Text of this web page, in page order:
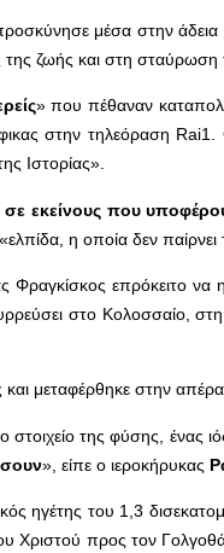
μέσα στην άδεια
της ζωής και στη σταύρωση
» που πέθαναν
στην τηλεόραση Rai1.
Ιστορίας».
σε εκείνους που
η οποία δεν
επρόκειτο να
στο Κολοσσαίο, στη
μεταφέρθηκε στην
της φύσης, ένας
», είπε ο ιεροκήρυκας
ηγέτης του 1,3
Χριστού προς τον